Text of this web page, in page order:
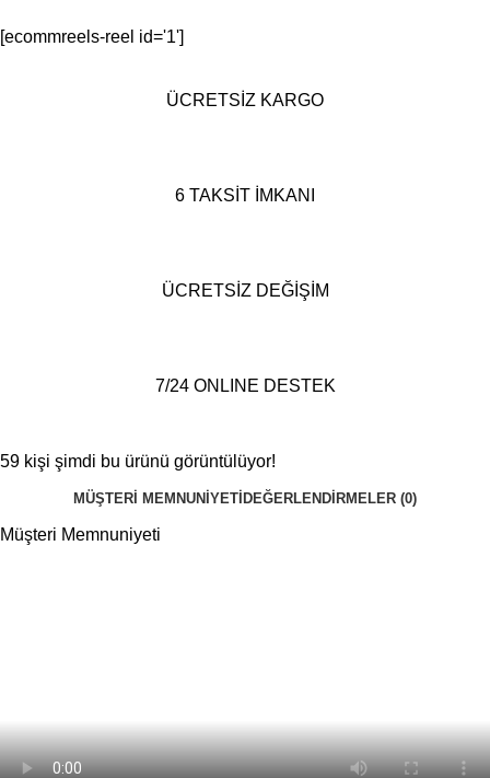
[ecommreels-reel id='1']
ÜCRETSİZ KARGO
6 TAKSİT İMKANI
ÜCRETSİZ DEĞİŞİM
7/24 ONLINE DESTEK
59 kişi şimdi bu ürünü görüntülüyor!
MÜŞTERI MEMNUNIYETIDEĞERLENDIRMELER (0)
Müşteri Memnuniyeti